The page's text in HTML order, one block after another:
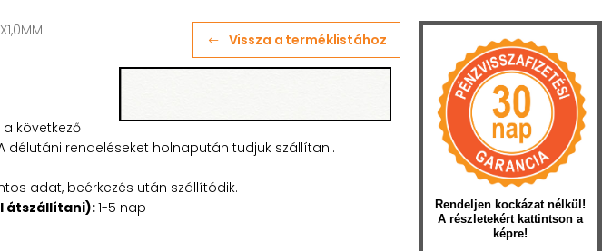
Vissza a terméklistához
következő
rendeléseket holnapután tudjuk szállítani.
adat, beérkezés után szállítódik.
átszállítani):1-5 nap
Rendeljen kockázat nélkül!
A részletekért kattintson a
képre!